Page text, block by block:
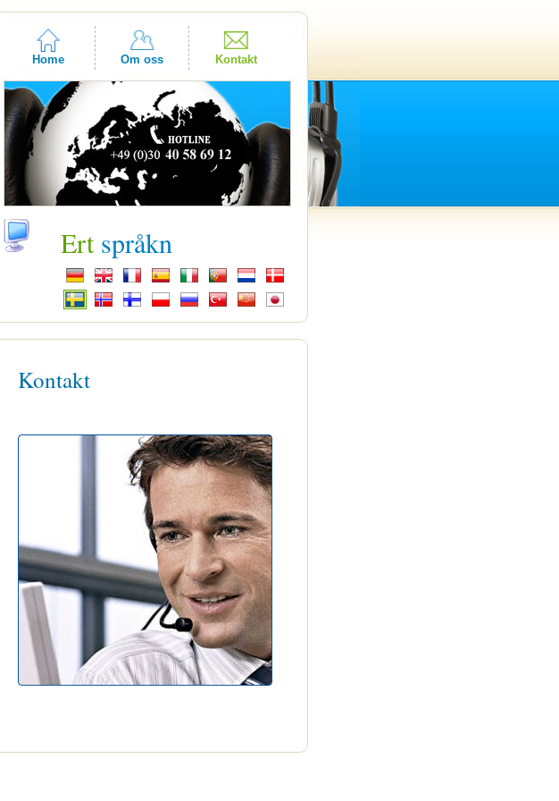
Home Om oss Kontakt
Ert språkn
Kontakt